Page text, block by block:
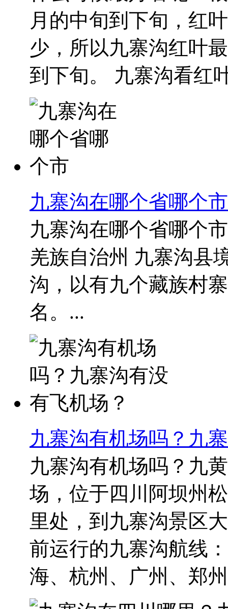
月的中旬到下旬，红
少，所以九寨沟红叶
到下旬。 九寨沟看红
九寨沟在哪个省哪个市
九寨沟在哪个省哪个
羌族自治州 九寨沟县
沟，以有九个藏族村
名。...
九寨沟有机场吗？九
九寨沟有机场吗？九
场，位于四川阿坝州
里处，到九寨沟景区
前运行的九寨沟航线
海、杭州、广州、郑